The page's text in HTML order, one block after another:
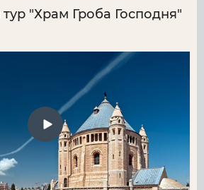
"Храм Гроба Господня"